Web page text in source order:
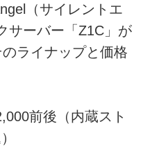
（サイレントエ
サーバー「Z1C」が
ライナップと価格
前後（内蔵スト